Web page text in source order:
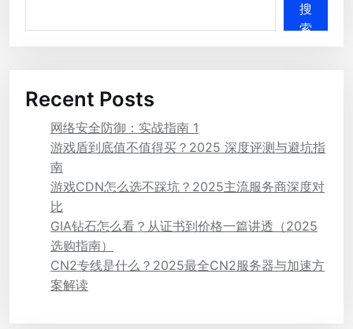
搜
索
Recent Posts
网络安全防御：实战指南 1
游戏盾到底值不值得买？2025 深度评测与避坑指
南
游戏CDN怎么选不踩坑？2025主流服务商深度对
比
GIA钻石怎么看？从证书到价格一篇讲透（2025
选购指南）
CN2专线是什么？2025最全CN2服务器与加速方
案解读